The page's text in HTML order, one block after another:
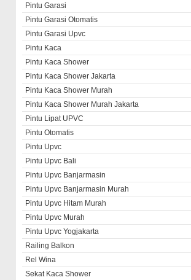
Pintu Garasi
Pintu Garasi Otomatis
Pintu Garasi Upvc
Pintu Kaca
Pintu Kaca Shower
Pintu Kaca Shower Jakarta
Pintu Kaca Shower Murah
Pintu Kaca Shower Murah Jakarta
Pintu Lipat UPVC
Pintu Otomatis
Pintu Upvc
Pintu Upvc Bali
Pintu Upvc Banjarmasin
Pintu Upvc Banjarmasin Murah
Pintu Upvc Hitam Murah
Pintu Upvc Murah
Pintu Upvc Yogjakarta
Railing Balkon
Rel Wina
Sekat Kaca Shower